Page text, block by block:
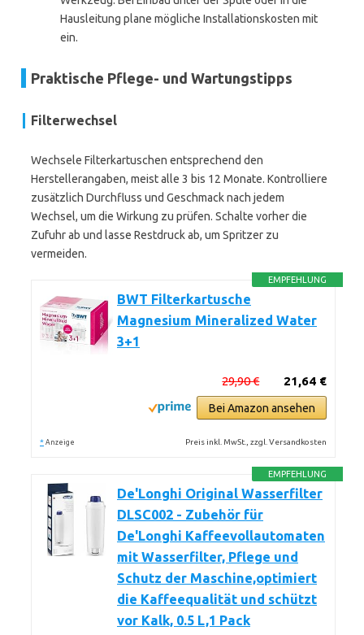
Hausleitung plane mögliche Installationskosten mit
ein.
Praktische Pflege- und Wartungstipps
Filterwechsel
Wechsele Filterkartuschen entsprechend den
Herstellerangaben, meist alle 3 bis 12 Monate. Kontrolliere
zusätzlich Durchfluss und Geschmack nach jedem
Wechsel, um die Wirkung zu prüfen. Schalte vorher die
Zufuhr ab und lasse Restdruck ab, um Spritzer zu
vermeiden.
EMPFEHLUNG
BWT Filterkartusche
Magnesium Mineralized Water
3+1
21,64 €
29,90 €
Bei Amazon ansehen
* Anzeige Preis inkl. MwSt., zzgl. Versandkosten
EMPFEHLUNG
De'Longhi Original Wasserfilter
DLSC002 - Zubehör für
De'Longhi Kaffeevollautomaten
mit Wasserfilter, Pflege und
Schutz der Maschine,optimiert
die Kaffeequalität und schützt
vor Kalk, 0.5 L,1 Pack